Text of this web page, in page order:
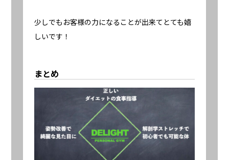
少しでもお客様の力になることが出来てとても嬉
しいです！
まとめ